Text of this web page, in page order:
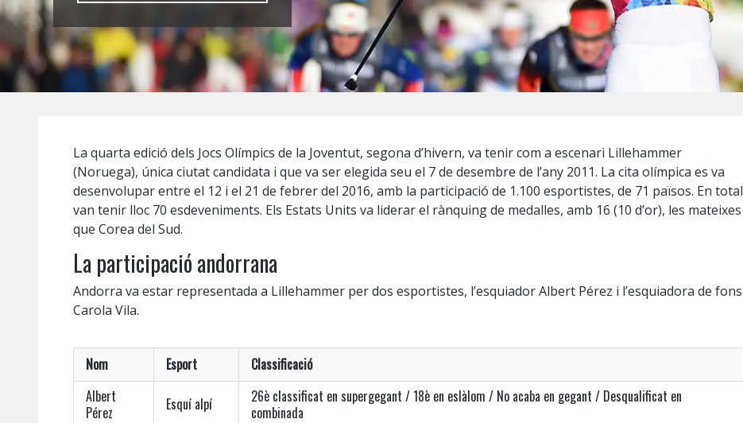
La quarta edició dels Jocs Olímpics de la Joventut, segona d’hivern, va tenir com a escenari Lillehammer
(Noruega), única ciutat candidata i que va ser elegida seu el 7 de desembre de l’any 2011. La cita olímpica es va
desenvolupar entre el 12 i el 21 de febrer del 2016, amb la participació de 1.100 esportistes, de 71 països. En total
van tenir lloc 70 esdeveniments. Els Estats Units va liderar el rànquing de medalles, amb 16 (10 d’or), les mateixes
que Corea del Sud.
La participació andorrana
Andorra va estar representada a Lillehammer per dos esportistes, l’esquiador Albert Pérez i l’esquiadora de fons
Carola Vila.
Nom Esport
Classificació
Albert
Pérez
Esquí alpí
26è classificat en supergegant / 18è en eslàlom / No acaba en gegant / Desqualificat en
combinada